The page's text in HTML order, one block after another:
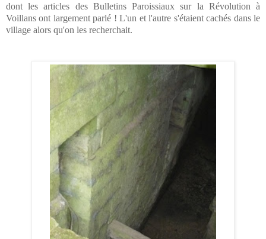
dont les articles des Bulletins Paroissiaux sur la Révolution à
Voillans ont largement parlé ! L'un et l'autre s'étaient cachés dans le
village alors qu'on les recherchait.